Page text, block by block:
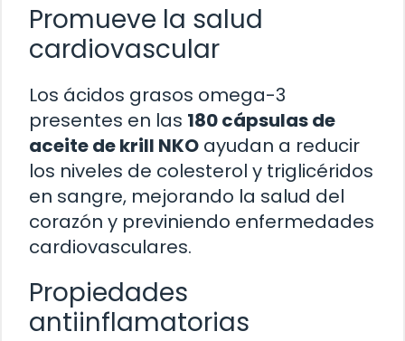
Promueve la salud
cardiovascular
Los ácidos grasos omega-3
presentes en las 180 cápsulas de
aceite de krill NKO ayudan a reducir
los niveles de colesterol y triglicéridos
en sangre, mejorando la salud del
corazón y previniendo enfermedades
cardiovasculares.
Propiedades
antiinflamatorias